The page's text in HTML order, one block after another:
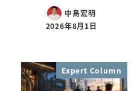
中島宏明
2026年8月1日
Expert Column